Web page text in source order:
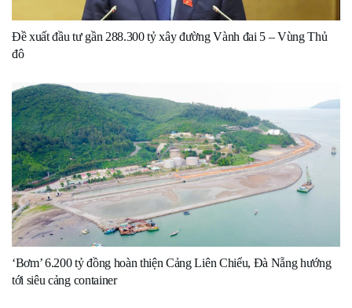
Đề xuất đầu tư gần 288.300 tỷ xây đường Vành đai 5 – Vùng Thủ
đô
‘Bơm’ 6.200 tỷ đồng hoàn thiện Cảng Liên Chiểu, Đà Nẵng hướng
tới siêu cảng container